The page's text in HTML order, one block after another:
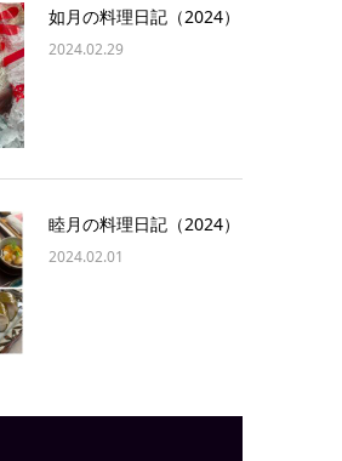
如月の料理日記（2024）
2024.02.29
睦月の料理日記（2024）
2024.02.01